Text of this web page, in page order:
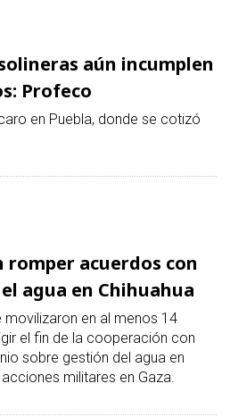
aún incumplen
Profeco
en Puebla, donde se cotizó
romper acuerdos con
agua en Chihuahua
movilizaron en al menos 14
el fin de la cooperación con
sobre gestión del agua en
militares en Gaza.